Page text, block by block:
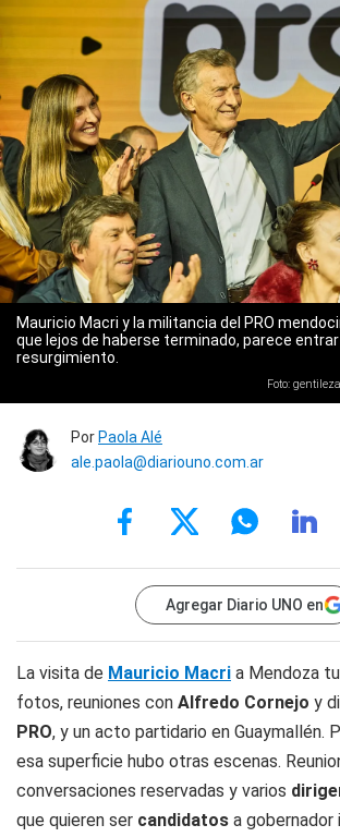
Mauricio Macri y la militancia del PRO
que lejos de haberse terminado, parece
resurgimiento.
Foto:
Por Paola Alé
ale.paola@diariouno.com.ar
Agregar Diario UNO en
La visita de Mauricio Macri a Mendoza
fotos, reuniones con Alfredo Cornejo y
PRO, y un acto partidario en Guaymallén.
esa superficie hubo otras escenas.
conversaciones reservadas y varios
que quieren ser candidatos a